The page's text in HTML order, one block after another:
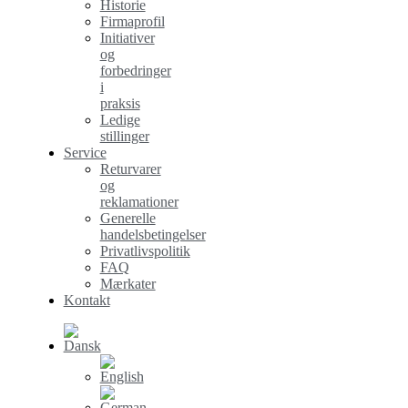
Historie
Firmaprofil
Initiativer
og
forbedringer
i
praksis
Ledige
stillinger
Service
Returvarer
og
reklamationer
Generelle
handelsbetingelser
Privatlivspolitik
FAQ
Mærkater
Kontakt